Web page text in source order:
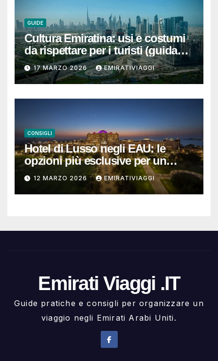
GUIDE
Cultura Emiratina: usi e costumi
da rispettare per i turisti (guida
completa e pratica)
17 MARZO 2026 EMIRATIVIAGGI
CONSIGLI
Hotel di Lusso negli EAU: le
opzioni più esclusive per un
soggiorno da ricordare
12 MARZO 2026 EMIRATIVIAGGI
Emirati Viaggi .IT
Guide pratiche e consigli per organizzare un
viaggio negli Emirati Arabi Uniti.